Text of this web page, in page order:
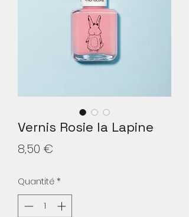
Vernis Rosie la Lapine
8,50 €
Quantité *